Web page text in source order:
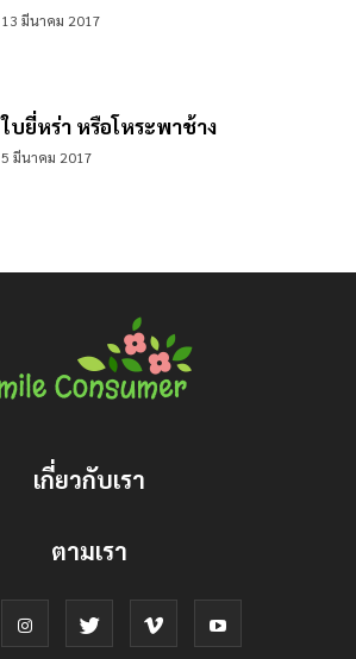
13 มีนาคม 2017
ใบยี่หร่า หรือโหระพาช้าง
5 มีนาคม 2017
เกี่ยวกับเรา
ตามเรา